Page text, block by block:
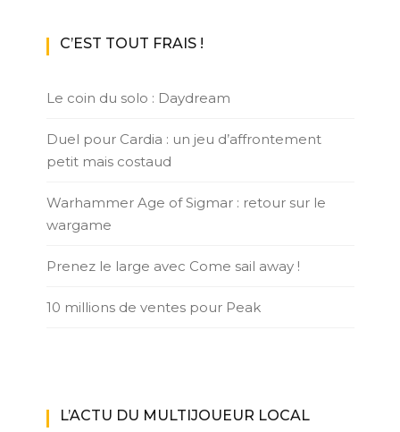
C’EST TOUT FRAIS !
Le coin du solo : Daydream
Duel pour Cardia : un jeu d’affrontement
petit mais costaud
Warhammer Age of Sigmar : retour sur le
wargame
Prenez le large avec Come sail away !
10 millions de ventes pour Peak
L’ACTU DU MULTIJOUEUR LOCAL